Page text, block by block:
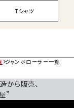
ジャンボローラー一覧
Tシャツ
から販売、
”